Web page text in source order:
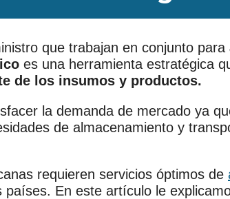
que trabajan en conjunto para
es una herramienta estratégica
de los insumos y productos.
la demanda de mercado ya
de almacenamiento y
requieren servicios óptimos de
En este artículo le